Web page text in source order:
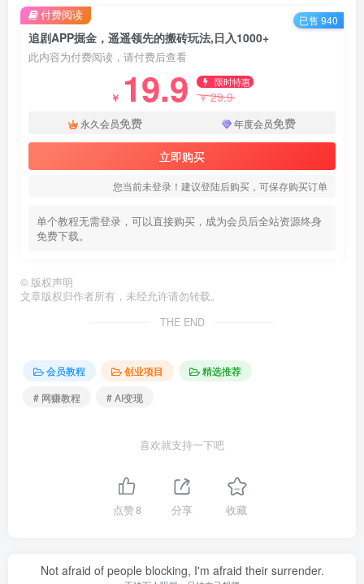
追剧APP掘金，遥遥领先的搬砖玩法,日入1000+
此内容为付费阅读，请付费后查看
￥ 19.9 限时特惠
￥29.9
永久会员免费 年度会员免费
立即购买
您当前未登录！建议登陆后购买，可保存购买订单
单个教程无需登录，可以直接购买，成为会员后全站资源终身
免费下载。
付费阅读 已售 940
© 版权声明
文章版权归作者所有，未经允许请勿转载。
THE END
会员教程 创业项目
精选推荐
# 网赚教程
# AI变现
喜欢就支持一下吧
点赞8 分享 收藏
Not afraid of people blocking, I'm afraid their surrender.